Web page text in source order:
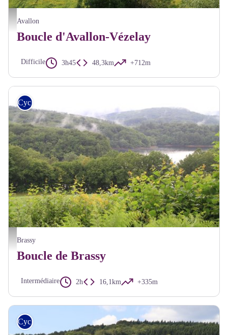
Avallon Vielle ville - Alain Millot Pnr Morvan
Avallon
Boucle d'Avallon-Vézelay
Difficile 3h45 48,3km +712m
Lac de Chaumeçon - A Millot Pnr Morvan
Cyclo
Brassy
Boucle de Brassy
Intermédiaire 2h 16,1km +335m
Cyclo